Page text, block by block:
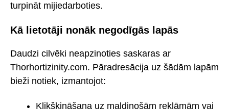
turpināt mijiedarboties.
Kā lietotāji nonāk negodīgās lapās
Daudzi cilvēki neapzinoties saskaras ar
Thorhortizinity.com. Pāradresācija uz šādām lapām
bieži notiek, izmantojot:
Klikšķināšana uz maldinošām reklāmām vai